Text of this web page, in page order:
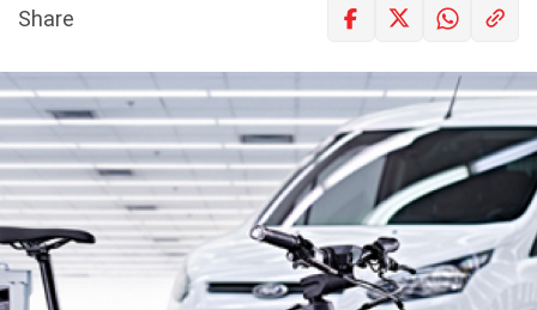
LOGIN
Share